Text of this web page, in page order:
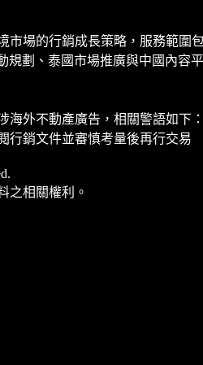
市場的行銷成長策略，服務範圍
規劃、泰國市場推廣與中國內容
海外不動產廣告，相關警語如下：
行銷文件並審慎考量後再行交易
之相關權利。